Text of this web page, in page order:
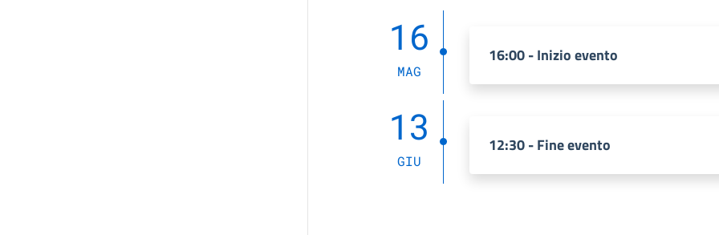
16
MAG
16:00 - Inizio evento
13
GIU
12:30 - Fine evento